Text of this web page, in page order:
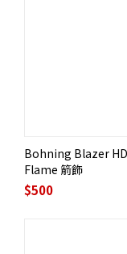
Bohning Blazer
Flame 箭飾
$500